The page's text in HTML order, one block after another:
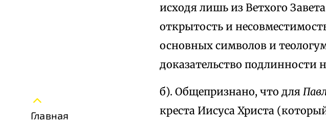
Главная
исходя лишь из Ветхого
открытость и
основных символов и
доказательство подлинности
б). Общепризнано, что для
креста Иисуса Христа